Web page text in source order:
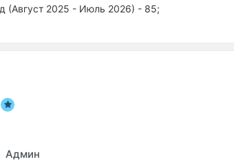
(Август 2025 - Июль 2026) - 85;
Админ